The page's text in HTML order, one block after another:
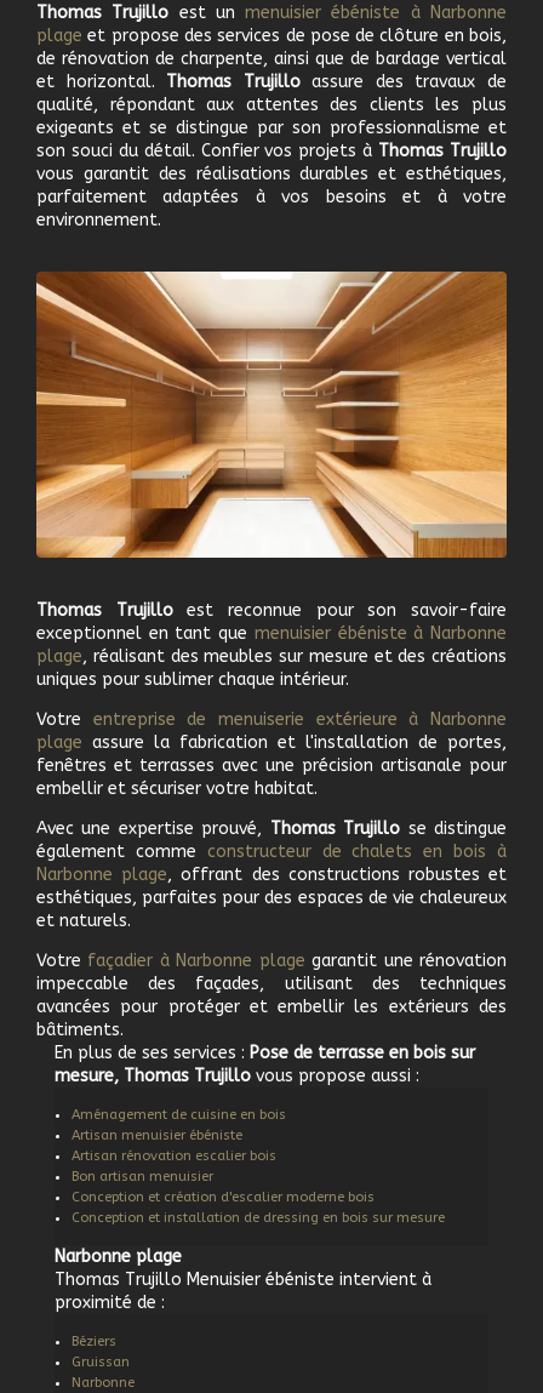
Thomas Trujillo est unmenuisier ébéniste à Narbonne
plage et propose des services de pose de clôture en bois,
de rénovation de charpente, ainsi que de bardage vertical
et horizontal. Thomas Trujilloassure des travaux de
qualité, répondant aux attentes des clients les plus
exigeants et se distingue par son professionnalisme et
son souci du détail. Confier vos projets à Thomas Trujillo
vous garantit des réalisations durables et esthétiques,
parfaitement adaptées à vos besoins et à votre
environnement.
Thomas Trujilloest reconnue pour son savoir-faire
exceptionnel en tant que menuisier ébéniste à Narbonne
plage, réalisant des meubles sur mesure et des créations
uniques pour sublimer chaque intérieur.
Votre entreprise de menuiserie extérieure à
Narbonne
plage assure la fabrication et l'installation de portes,
fenêtres et terrasses avec une précision artisanale pour
embellir et sécuriser votre habitat.
Avec une expertise prouvé, Thomas Trujillo se distingue
également comme constructeur de chalets en bois à
Narbonne plage, offrant des constructions robustes et
esthétiques, parfaites pour des espaces de vie chaleureux
et naturels.
Votre façadier à Narbonne plage garantit une rénovation
impeccable des façades, utilisant des techniques
avancées pour protéger et embellir les extérieurs des
bâtiments.
En plus de ses services : Pose de terrasse en bois sur
mesure, Thomas Trujillo vous propose aussi :
Aménagement de cuisine en bois
Artisan menuisier ébéniste
Artisan rénovation escalier bois
Bon artisan menuisier
Conception et création d'escalier moderne bois
Conception et installation de dressing en bois sur mesure
Narbonne plage
Thomas Trujillo Menuisier ébéniste intervient à
proximité de :
Béziers
Gruissan
Narbonne